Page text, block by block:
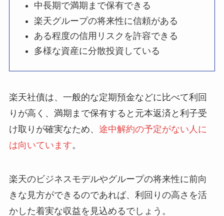
中長期で満期まで保有できる
楽天グループの将来性に信頼がある
ある程度の信用リスクを許容できる
多様な資産に分散投資している
楽天社債は、一般的な定期預金などに比べて利回
りが高く、満期まで保有すると元本返済と利子受
け取りが確実なため、 途中解約の予定がない人に
は向いています。
楽天のビジネスモデルやグループの将来性に前向
きな見方ができるのであれば、利回りの高さを活
かした着実な収益を見込めるでしょう。